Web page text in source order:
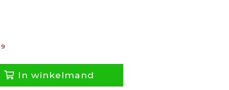
In winkelmand